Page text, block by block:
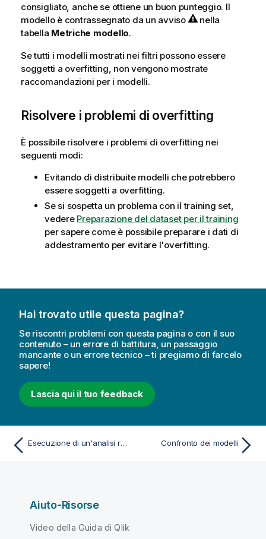
consigliato, anche se ottiene un buon punteggio. Il
modello è contrassegnato da un avviso
nella
tabella Metriche modello.
Se tutti i modelli mostrati nei filtri possono essere
soggetti a overfitting, non vengono mostrate
raccomandazioni per i modelli.
Risolvere i problemi di overfitting
È possibile risolvere i problemi di overfitting nei
seguenti modi:
Evitando di distribuite modelli che potrebbero
essere soggetti a overfitting.
Se si sospetta un problema con il training set,
vedere Preparazione del dataset per il training
per sapere come è possibile preparare i dati di
addestramento per evitare l'overfitting.
Hai trovato utile questa pagina?
Se riscontri problemi con questa pagina o con il suo
contenuto – un errore di battitura, un passaggio
mancante o un errore tecnico – ti pregiamo di farcelo
sapere!
Lascia qui il tuo feedback
Esecuzione di un'analisi rapida del modello Confronto dei modelli
Aiuto-Risorse
Video della Guida di Qlik